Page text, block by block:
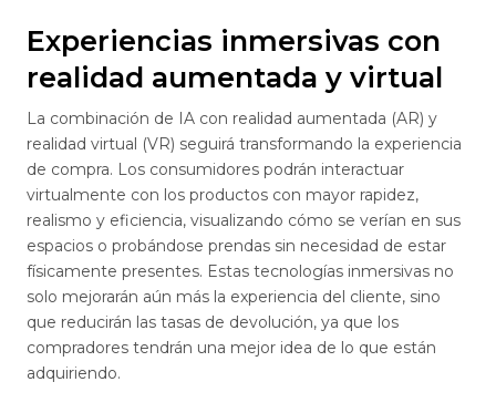
Experiencias inmersivas con
realidad aumentada y virtual
La combinación de IA con realidad aumentada (AR) y
realidad virtual (VR) seguirá transformando la experiencia
de compra. Los consumidores podrán interactuar
virtualmente con los productos con mayor rapidez,
realismo y eficiencia, visualizando cómo se verían en sus
espacios o probándose prendas sin necesidad de estar
físicamente presentes. Estas tecnologías inmersivas no
solo mejorarán aún más la experiencia del cliente, sino
que reducirán las tasas de devolución, ya que los
compradores tendrán una mejor idea de lo que están
adquiriendo.